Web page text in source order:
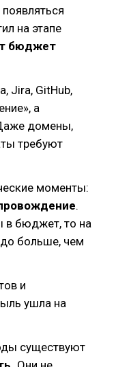
на этапе
бюджет
Jira, GitHub,
а
домены,
требуют
моменты:
.
в бюджет, то на
больше, чем
и
ушла на
существуют